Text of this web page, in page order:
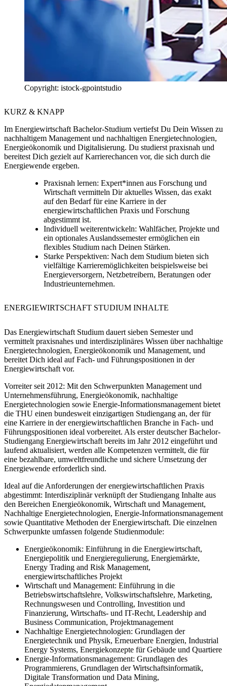
Copyright: istock-gpointstudio
KURZ & KNAPP
Im Energiewirtschaft Bachelor-Studium vertiefst Du Dein Wissen zu
nachhaltigem Management und nachhaltigen Energietechnologien,
Energieökonomik und Digitalisierung. Du studierst praxisnah und
bereitest Dich gezielt auf Karrierechancen vor, die sich durch die
Energiewende ergeben.
Praxisnah lernen: Expert*innen aus Forschung und
Wirtschaft vermitteln Dir aktuelles Wissen, das exakt
auf den Bedarf für eine Karriere in der
energiewirtschaftlichen Praxis und Forschung
abgestimmt ist.
Individuell weiterentwickeln: Wahlfächer, Projekte und
ein optionales Auslandssemester ermöglichen ein
flexibles Studium nach Deinen Stärken.
Starke Perspektiven: Nach dem Studium bieten sich
vielfältige Karrieremöglichkeiten beispielsweise bei
Energieversorgern, Netzbetreibern, Beratungen oder
Industrieunternehmen.
ENERGIEWIRTSCHAFT STUDIUM INHALTE
Das Energiewirtschaft Studium dauert sieben Semester und
vermittelt praxisnahes und interdisziplinäres Wissen über nachhaltige
Energietechnologien, Energieökonomik und Management, und
bereitet Dich ideal auf Fach- und Führungspositionen in der
Energiewirtschaft vor.
Vorreiter seit 2012: Mit den Schwerpunkten Management und
Unternehmensführung, Energieökonomik, nachhaltige
Energietechnologien sowie Energie-Informationsmanagement bietet
die THU einen bundesweit einzigartigen Studiengang an, der für
eine Karriere in der energiewirtschaftlichen Branche in Fach- und
Führungspositionen ideal vorbereitet. Als erster deutscher Bachelor-
Studiengang Energiewirtschaft bereits im Jahr 2012 eingeführt und
laufend aktualisiert, werden alle Kompetenzen vermittelt, die für
eine bezahlbare, umweltfreundliche und sichere Umsetzung der
Energiewende erforderlich sind.
Ideal auf die Anforderungen der energiewirtschaftlichen Praxis
abgestimmt: Interdisziplinär verknüpft der Studiengang Inhalte aus
den Bereichen Energieökonomik, Wirtschaft und Management,
Nachhaltige Energietechnologien, Energie-Informationsmanagement
sowie Quantitative Methoden der Energiewirtschaft. Die einzelnen
Schwerpunkte umfassen folgende Studienmodule:
Energieökonomik: Einführung in die Energiewirtschaft,
Energiepolitik und Energieregulierung, Energiemärkte,
Energy Trading and Risk Management,
energiewirtschaftliches Projekt
Wirtschaft und Management: Einführung in die
Betriebswirtschaftslehre, Volkswirtschaftslehre, Marketing,
Rechnungswesen und Controlling, Investition und
Finanzierung, Wirtschafts- und IT-Recht, Leadership and
Business Communication, Projektmanagement
Nachhaltige Energietechnologien: Grundlagen der
Energietechnik und Physik, Erneuerbare Energien, Industrial
Energy Systems, Energiekonzepte für Gebäude und Quartiere
Energie-Informationsmanagement: Grundlagen des
Programmierens, Grundlagen der Wirtschaftsinformatik,
Digitale Transformation und Data Mining,